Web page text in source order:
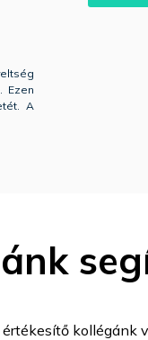
Ezen
A
kollégánk